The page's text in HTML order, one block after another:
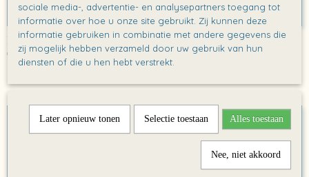
Kaart: Help! Een verrassing!
€ 0,00
sociale media-, advertentie- en analysepartners toegang tot
informatie over hoe u onze site gebruikt. Zij kunnen deze
informatie gebruiken in combinatie met andere gegevens die
zij mogelijk hebben verzameld door uw gebruik van hun
diensten of die u hen hebt verstrekt.
Later opnieuw tonen Selectie toestaan Alles toestaan
Nee, niet akkoord